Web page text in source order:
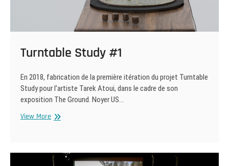
Turntable Study #1
En 2018, fabrication de la première itération du projet Turntable
Study pour l’artiste Tarek Atoui, dans le cadre de son
exposition The Ground. Noyer US…
View MoreTurntable